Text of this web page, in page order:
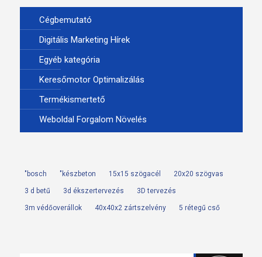
Cégbemutató
Digitális Marketing Hírek
Egyéb kategória
Keresőmotor Optimalizálás
Termékismertető
Weboldal Forgalom Növelés
"bosch "készbeton 15x15 szögacél 20x20 szögvas
3 d betű 3d ékszertervezés 3D tervezés
3m védőoverállok 40x40x2 zártszelvény 5 rétegű cső